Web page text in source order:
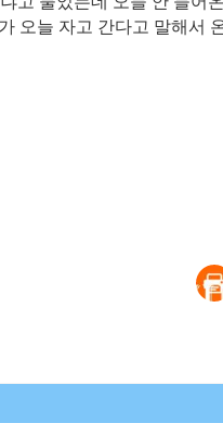
오늘 자고 간다고 말해서